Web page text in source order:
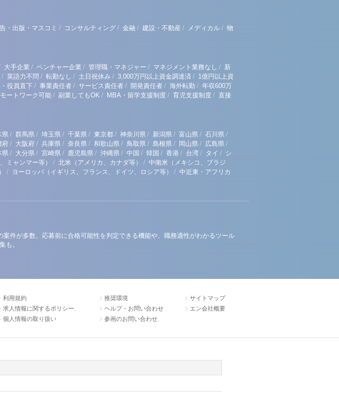
・出版・マスコミ / コンサルティング / 金融 / 建設・不動産 / メディカル / 物
大手企業 / ベンチャー企業 / 管理職・マネジャー / マネジメント業務なし / 新
/ 英語力不問 / 転勤なし / 土日祝休み / 3,000万円以上資金調達済 / 1億円以上資
役員直下 / 事業責任者 / サービス責任者 / 開発責任者 / 海外転勤 / 年収600万
モートワーク可能 / 副業してもOK / MBA・留学支援制度 / 育児支援制度 / 直接
県 / 群馬県 / 埼玉県 / 千葉県 / 東京都 / 神奈川県 / 新潟県 / 富山県 / 石川県 /
府 / 大阪府 / 兵庫県 / 奈良県 / 和歌山県 / 鳥取県 / 島根県 / 岡山県 / 広島県 /
県/ 大分県 / 宮崎県 / 鹿児島県 / 沖縄県 / 中国 / 韓国 / 香港 / 台湾 / タイ / シ
ミャンマー等） / 北米（アメリカ、カナダ等） / 中南米（メキシコ、ブラジ
/ ヨーロッパ（イギリス、フランス、ドイツ、ロシア等） / 中近東・アフリカ
件が多数。応募前に合格可能性を判定できる機能や、職務適性がわかるツール
も。
利用規約
求人情報に関するポリシー
個人情報の取り扱い
推奨環境
ヘルプ・お問い合わせ
参画のお問い合わせ
サイトマップ
エン会社概要